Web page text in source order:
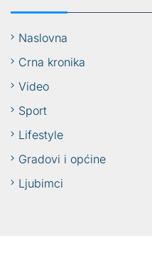
Naslovna
Crna kronika
Video
Sport
Lifestyle
Gradovi i općine
Ljubimci